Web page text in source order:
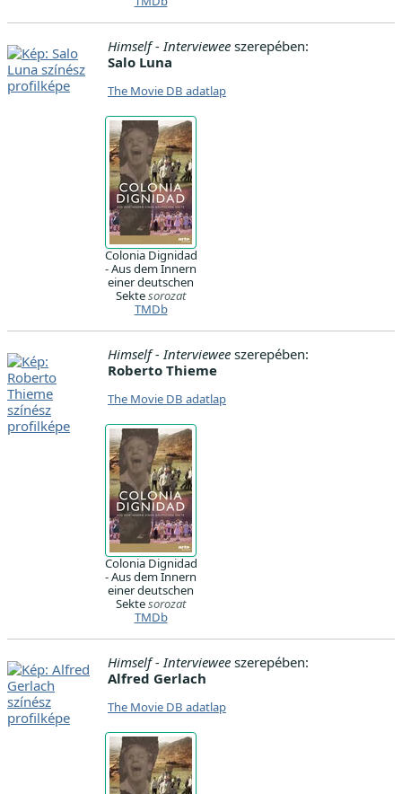
Himself - Interviewee szerepében:
Salo Luna
The Movie DB adatlap
Colonia Dignidad
- Aus dem Innern
einer deutschen
Sektesorozat
TMDb
Himself - Interviewee szerepében:
Roberto Thieme
The Movie DB adatlap
Colonia Dignidad
- Aus dem Innern
einer deutschen
Sektesorozat
TMDb
Himself - Interviewee szerepében:
Alfred Gerlach
The Movie DB adatlap